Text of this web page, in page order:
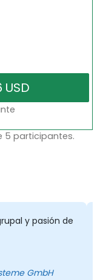
5 participantes.
y pasión de
GmbH